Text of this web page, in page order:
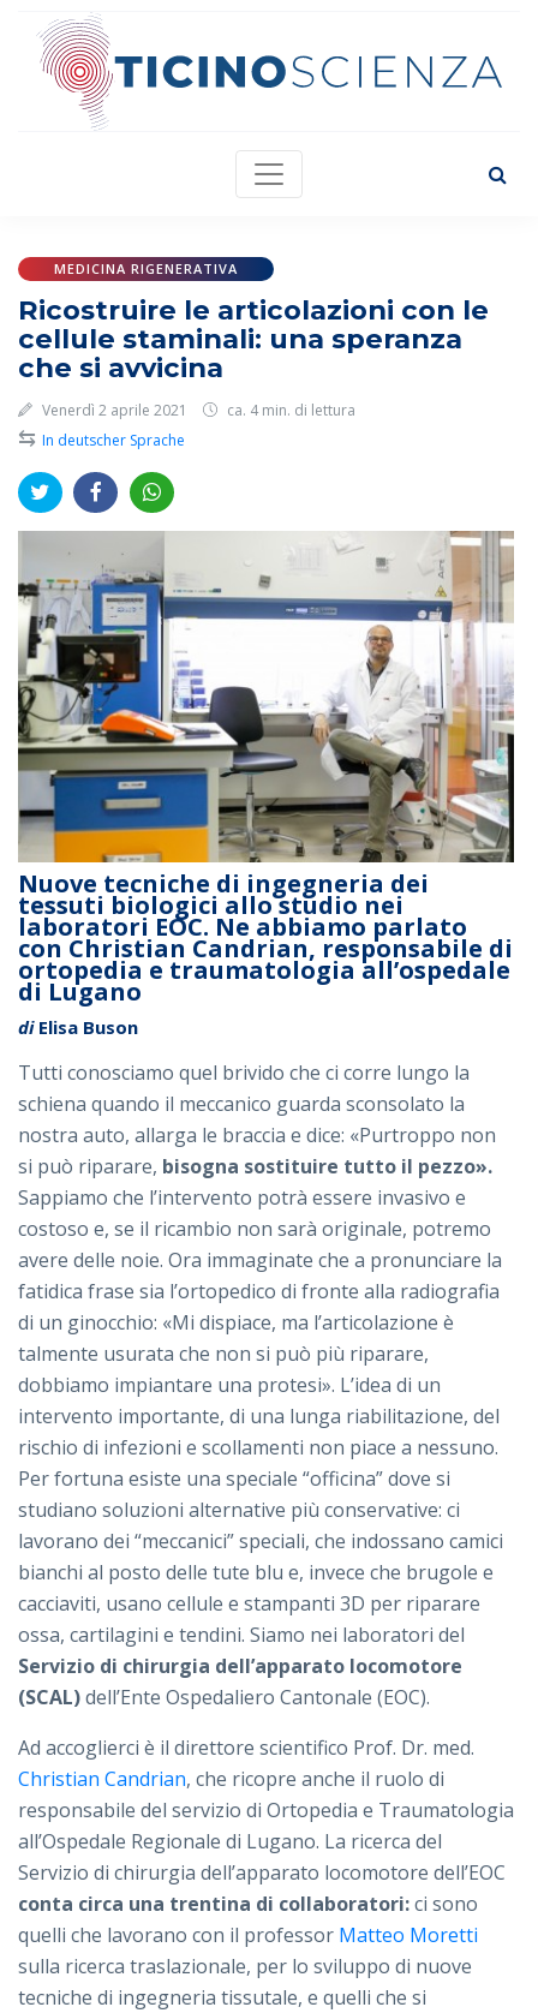
MEDICINA RIGENERATIVA
Ricostruire le articolazioni con le
cellule staminali: una speranza
che si avvicina
Venerdì 2 aprile 2021 ca. 4 min. di lettura
⇆ In deutscher Sprache
Nuove tecniche di ingegneria dei
tessuti biologici allo studio nei
laboratori EOC. Ne abbiamo parlato
con Christian Candrian, responsabile di
ortopedia e traumatologia all’ospedale
di Lugano
diElisa Buson
Tutti conosciamo quel brivido che ci corre lungo la
schiena quando il meccanico guarda sconsolato la
nostra auto, allarga le braccia e dice: «Purtroppo non
si può riparare, bisogna sostituire tutto il pezzo».
Sappiamo che l’intervento potrà essere invasivo e
costoso e, se il ricambio non sarà originale, potremo
avere delle noie. Ora immaginate che a pronunciare la
fatidica frase sia l’ortopedico di fronte alla radiografia
di un ginocchio: «Mi dispiace, ma l’articolazione è
talmente usurata che non si può più riparare,
dobbiamo impiantare una protesi». L’idea di un
intervento importante, di una lunga riabilitazione, del
rischio di infezioni e scollamenti non piace a nessuno.
Per fortuna esiste una speciale “officina” dove si
studiano soluzioni alternative più conservative: ci
lavorano dei “meccanici” speciali, che indossano camici
bianchi al posto delle tute blu e, invece che brugole e
cacciaviti, usano cellule e stampanti 3D per riparare
ossa, cartilagini e tendini. Siamo nei laboratori del
Servizio di chirurgia dell’apparato locomotore
(SCAL)dell’Ente Ospedaliero Cantonale (EOC).
Ad accoglierci è il direttore scientifico Prof. Dr. med.
Christian Candrian, che ricopre anche il ruolo di
responsabile del servizio di Ortopedia e Traumatologia
all’Ospedale Regionale di Lugano. La ricerca del
Servizio di chirurgia dell’apparato locomotore dell’EOC
conta circa una trentina di collaboratori:ci sono
quelli che lavorano con il professor Matteo Moretti
sulla ricerca traslazionale, per lo sviluppo di nuove
tecniche di ingegneria tissutale, e quelli che si